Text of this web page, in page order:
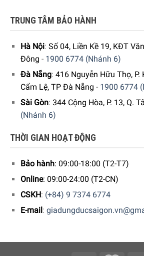
ra thông qua bộ định tuyến WiFi gia
TRUNG TÂM BẢO HÀNH
Hà Nội: Số 04, Liền Kề 19, KĐT
Đông - 1900 6774 (Nhánh 6)
Đà Nẵng: 416 Nguyễn Hữu Thọ, P.
Cẩm Lệ, TP Đà Nẵng - 1900 6774
Sài Gòn: 344 Cộng Hòa, P. 13, Q.
(Nhánh 6)
THỜI GIAN HOẠT ĐỘNG
Bảo hành: 09:00-18:00 (T2-T7)
Online: 09:00-24:00 (T2-CN)
CSKH: (+84) 9 7374 6774
E-mail :